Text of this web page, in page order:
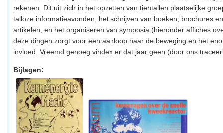
rekenen. Dit uit zich in het opzetten van tientallen plaatselijke
talloze informatieavonden, het schrijven van boeken, brochures
artikelen, en het organiseren van symposia (hieronder affiches
deze dingen zorgt voor een aanloop naar de beweging en het
invloed. Vreemd genoeg vinden er dat jaar geen (door ons
Bijlagen: